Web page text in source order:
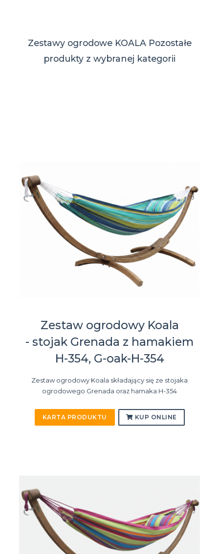
Zestawy ogrodowe KOALA Pozostałe
produkty z wybranej kategorii
Zestaw ogrodowy Koala
- stojak Grenada z hamakiem
H-354, G-oak-H-354
Zestaw ogrodowy Koala składający się ze stojaka
ogrodowego Grenada oraz hamaka H-354
KARTA PRODUKTU KUP ONLINE